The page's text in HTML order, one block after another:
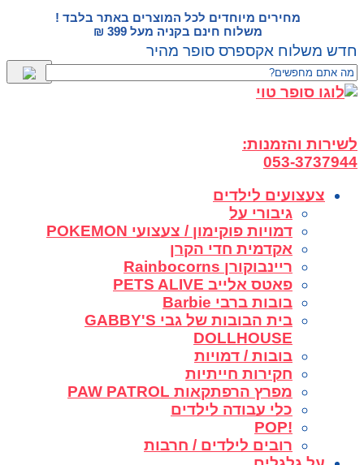
מחירים מיוחדים לכל המוצרים באתר בלבד !
משלוח חינם בקניה מעל 399 ₪
חדש משלוח אקספרס סופר מהיר
לשירות והזמנות:
053-3737944
צעצועים לילדים
גיבורי על
דמויות פוקימון / צעצועי POKEMON
אקדמית חדי הקרן
ריינבוקורן Rainbocorns
פאטס אלייב PETS ALIVE
בובות ברבי Barbie
בית הבובות של גבי GABBY'S
DOLLHOUSE
בובות / דמויות
חקירות חייתיות
מפרץ הרפתקאות PAW PATROL
כלי עבודה לילדים
!POP
רובים לילדים / חרבות